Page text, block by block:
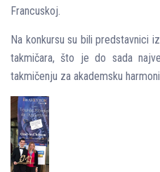
Francuskoj.
Na konkursu su bili predstavnici
takmičara, što je do sada
takmičenju za akademsku